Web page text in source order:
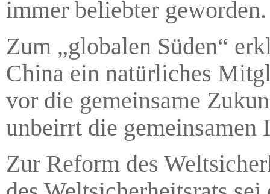
immer beliebter geworden.
Zum „globalen Süden“
China ein natürliches
vor die gemeinsame
unbeirrt die gemeinsamen
Zur Reform des